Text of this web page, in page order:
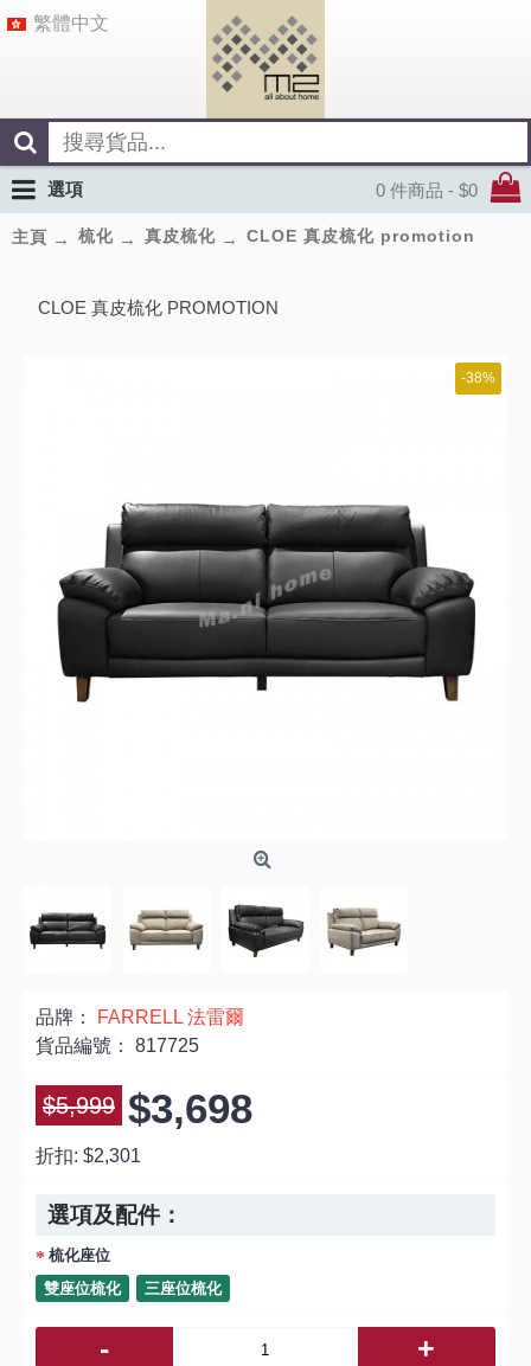
繁體中文
0 件商品 - $0
選項
主頁 梳化 真皮梳化 CLOE 真皮梳化 promotion
CLOE 真皮梳化 PROMOTION
-38%
品牌：
FARRELL 法雷爾
貨品編號： 817725
$5,999 $3,698
折扣: $2,301
選項及配件：
梳化座位
雙座位梳化
三座位梳化
- +